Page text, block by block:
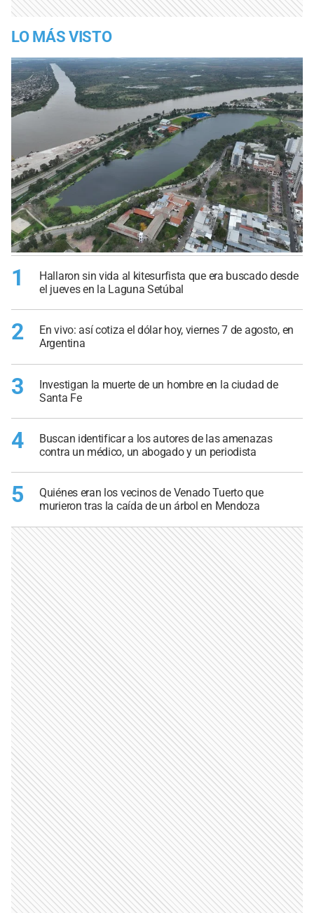
LO MÁS VISTO
1
Hallaron sin vida al kitesurfista que era buscado desde
el jueves en la Laguna Setúbal
2
En vivo: así cotiza el dólar hoy, viernes 7 de agosto, en
Argentina
3
Investigan la muerte de un hombre en la ciudad de
Santa Fe
4
Buscan identificar a los autores de las amenazas
contra un médico, un abogado y un periodista
5
Quiénes eran los vecinos de Venado Tuerto que
murieron tras la caída de un árbol en Mendoza